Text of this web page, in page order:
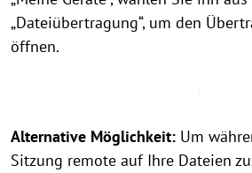
„Dateiübertragung“, um den
öffnen.
Alternative Möglichkeit: Um
Sitzung remote auf Ihre Dateien